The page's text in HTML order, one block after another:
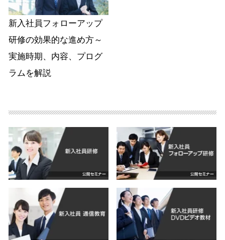
新入社員フォローアップ
研修の効果的な進め方～
実施時期、内容、プログ
ラムを解説